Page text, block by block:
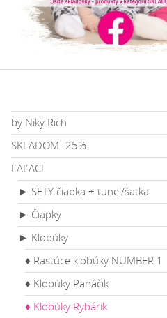
by Niky Rich
SKLADOM -25%
ĽAĽACI
► SETY čiapka + tunel/šatka
► Čiapky
► Klobúky
♦ Rastúce klobúky NUMBER 1
♦ Klobúky Panáčik
♦ Klobúky Rybárik